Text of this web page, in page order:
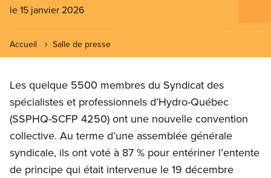
le 15 janvier 2026
Accueil Salle de presse
Les quelque 5500 membres du Syndicat des
spécialistes et professionnels d’Hydro-Québec
(SSPHQ-SCFP 4250) ont une nouvelle convention
collective. Au terme d’une assemblée générale
syndicale, ils ont voté à 87 % pour entériner l’entente
de principe qui était intervenue le 19 décembre